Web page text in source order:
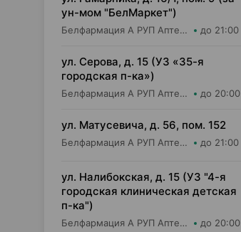
ун-мом "БелМаркет")
Белфармация А РУП Аптека №61 до 21:00
ул. Серова, д. 15 (УЗ «35-я
городская п-ка»)
Белфармация А РУП Аптека №100 до 20:00
ул. Матусевича, д. 56, пом. 152
Белфармация А РУП Аптека №68 до 21:00
ул. Налибокская, д. 15 (УЗ "4-я
городская клиническая детская
п-ка")
Белфармация А РУП Аптека №48 до 20:00